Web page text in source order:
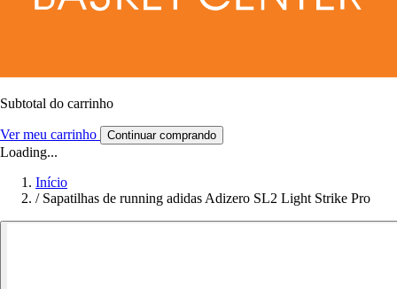
Subtotal do carrinho
Ver meu carrinho Continuar comprando
Loading...
Início
/ Sapatilhas de running adidas Adizero SL2 Light Strike Pro